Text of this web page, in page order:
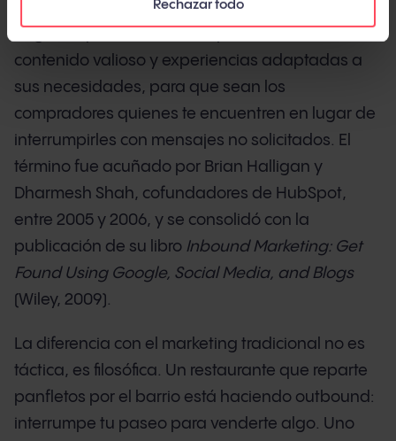
Rechazar todo
El inbound marketing es una metodología de
contenido valioso y experiencias adaptadas a
sus necesidades, para que sean los
compradores quienes te encuentren en lugar de
interrumpirles con mensajes no solicitados. El
término fue acuñado por Brian Halligan y
Dharmesh Shah, cofundadores de HubSpot,
entre 2005 y 2006, y se consolidó con la
publicación de su libro Inbound Marketing: Get
Found Using Google, Social Media, and Blogs
(Wiley, 2009).
La diferencia con el marketing tradicional no es
táctica, es filosófica. Un restaurante que reparte
panfletos por el barrio está haciendo outbound:
interrumpe tu paseo para venderte algo. Uno